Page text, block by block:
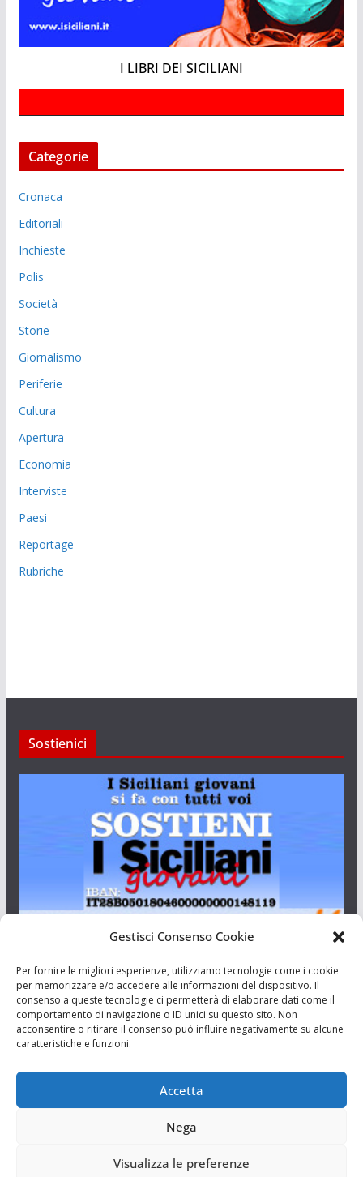
Gestisci Consenso Cookie
Per fornire le migliori esperienze, utilizziamo tecnologie come i cookie
per memorizzare e/o accedere alle informazioni del dispositivo. Il
consenso a queste tecnologie ci permetterà di elaborare dati come il
comportamento di navigazione o ID unici su questo sito. Non
acconsentire o ritirare il consenso può influire negativamente su alcune
caratteristiche e funzioni.
Accetta
Nega
Visualizza le preferenze
I LIBRI DEI SICILIANI
Categorie
Cronaca
Editoriali
Inchieste
Polis
Società
Storie
Giornalismo
Periferie
Cultura
Apertura
Economia
Interviste
Paesi
Reportage
Rubriche
Sostienici
Aut. del tribunale di Catania n.23/2011 del 20/09/2011 Dir.
Resp. Riccardo Orioles.
Associazione Culturale I Siciliani Giovani
via Randazzo 27 Catania